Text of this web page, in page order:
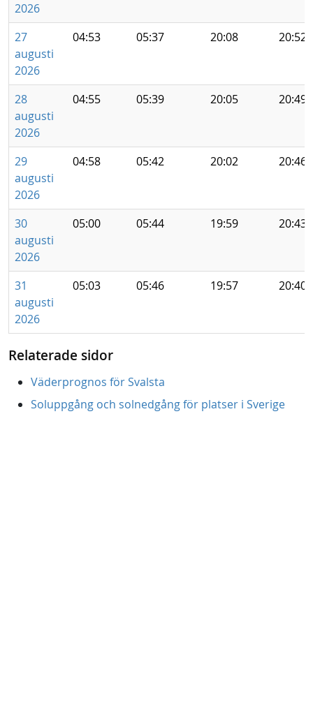
2026
27
augusti
2026
04:53 05:37 20:08 20:52
28
augusti
2026
04:55 05:39 20:05 20:49
29
augusti
2026
04:58 05:42 20:02 20:46
30
augusti
2026
05:00 05:44 19:59 20:43
31
augusti
2026
05:03 05:46 19:57 20:40
Relaterade sidor
Väderprognos för Svalsta
Soluppgång och solnedgång för platser i Sverige